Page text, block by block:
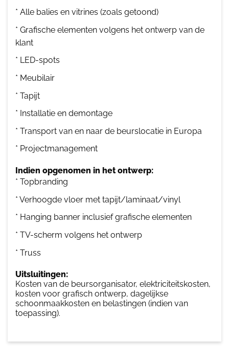
* Alle balies en vitrines (zoals getoond)
* Grafische elementen volgens het ontwerp van de
klant
* LED-spots
* Meubilair
* Tapijt
* Installatie en demontage
* Transport van en naar de beurslocatie in Europa
* Projectmanagement
Indien opgenomen in het ontwerp:
* Topbranding
* Verhoogde vloer met tapijt/laminaat/vinyl
* Hanging banner inclusief grafische elementen
* TV-scherm volgens het ontwerp
* Truss
Uitsluitingen:
Kosten van de beursorganisator, elektriciteitskosten,
kosten voor grafisch ontwerp, dagelijkse
schoonmaakkosten en belastingen (indien van
toepassing).